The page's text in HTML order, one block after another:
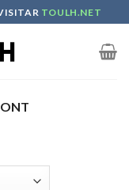
TOULH.NET